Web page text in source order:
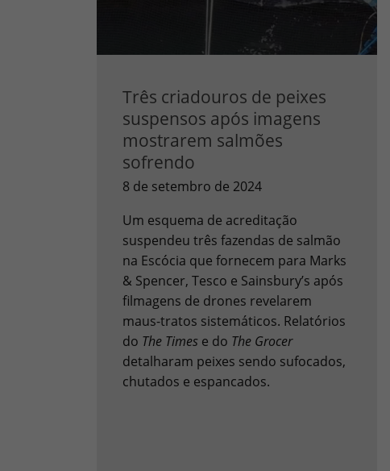
Três criadouros de peixes
suspensos após imagens
mostrarem salmões
sofrendo
8 de setembro de 2024
Um esquema de acreditação
suspendeu três fazendas de salmão
na Escócia que fornecem para Marks
& Spencer, Tesco e Sainsbury’s após
filmagens de drones revelarem
maus-tratos sistemáticos. Relatórios
do The Times e do The Grocer
detalharam peixes sendo sufocados,
chutados e espancados.